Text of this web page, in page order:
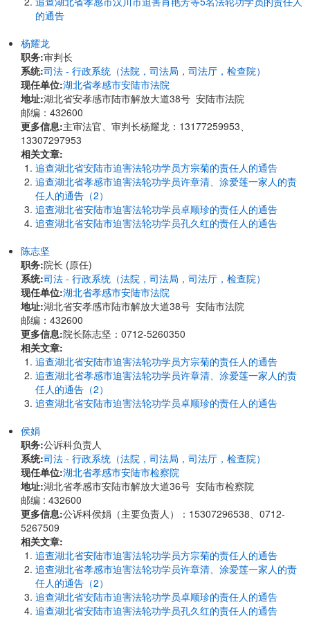
的通告
杨耀龙
职务:审判长
系统:司法 - 行政系统（法院，司法局，司法厅，检查院）
现任单位:湖北省孝感市安陆市法院
地址:湖北省安孝感市陆市解放大道38号 安陆市法院
邮编：432600
更多信息:主审法官、审判长杨耀龙：13177259953、
13307297953
相关文章:
追查湖北省安陆市迫害法轮功学员方宗菊的责任人的通告
追查湖北省孝感市迫害法轮功学员许章清、涂爱莲一家人的责
任人的通告（2）
追查湖北省安陆市迫害法轮功学员卓顺珍的责任人的通告
追查湖北省安陆市迫害法轮功学员孔久红的责任人的通告
陈志坚
职务:院长 (原任)
系统:司法 - 行政系统（法院，司法局，司法厅，检查院）
现任单位:湖北省孝感市安陆市法院
地址:湖北省安孝感市陆市解放大道38号 安陆市法院
邮编：432600
更多信息:院长陈志坚：0712-5260350
相关文章:
追查湖北省安陆市迫害法轮功学员方宗菊的责任人的通告
追查湖北省孝感市迫害法轮功学员许章清、涂爱莲一家人的责
任人的通告（2）
追查湖北省安陆市迫害法轮功学员卓顺珍的责任人的通告
侯娟
职务:公诉科负责人
系统:司法 - 行政系统（法院，司法局，司法厅，检查院）
现任单位:湖北省孝感市安陆市检察院
地址:湖北省孝感市安陆市解放大道36号 安陆市检察院
邮编 : 432600
更多信息:公诉科侯娟（主要负责人）：15307296538、0712-
5267509
相关文章:
追查湖北省安陆市迫害法轮功学员方宗菊的责任人的通告
追查湖北省孝感市迫害法轮功学员许章清、涂爱莲一家人的责
任人的通告（2）
追查湖北省安陆市迫害法轮功学员卓顺珍的责任人的通告
追查湖北省安陆市迫害法轮功学员孔久红的责任人的通告